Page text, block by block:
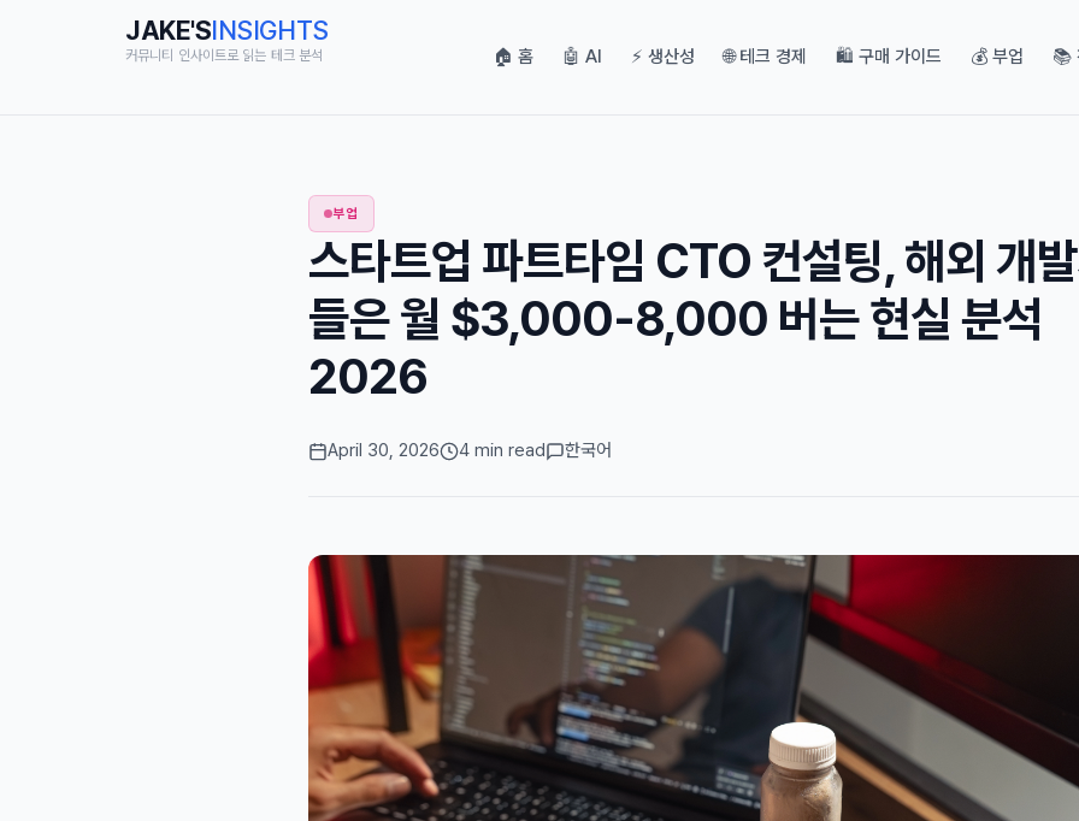
JAKE'SINSIGHTS
커뮤니티 인사이트로 읽는 테크 분석 🏠 홈 🤖 AI ⚡ 생산성 🌐 테크 경제 🛍️ 구매 가이드 💰 부업 📚
부업
스타트업 파트타임 CTO 컨설팅, 해외 개
들은 월 $3,000-8,000 버는 현실 분석
2026
April 30, 2026 4 min read 한국어